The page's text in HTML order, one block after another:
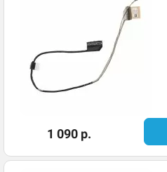
1 090 р.